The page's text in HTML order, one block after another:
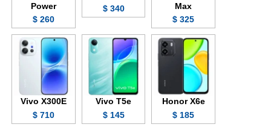
Max
325 $
340 $
Power
260 $
Honor X6e
185 $
Vivo T5e
145 $
Vivo X300E
710 $